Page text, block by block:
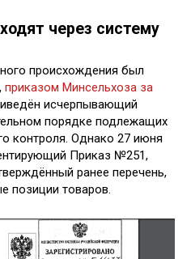
через систему
происхождения был
приказом Минсельхоза за
исчерпывающий
порядке подлежащих
контроля. Однако 27 июня
Приказ №251,
ранее перечень,
позиции товаров.